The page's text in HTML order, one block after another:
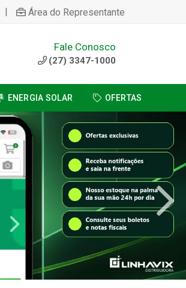
| Área do Representante
Fale Conosco
(27) 3347-1000
ENERGIA SOLAR OFERTAS